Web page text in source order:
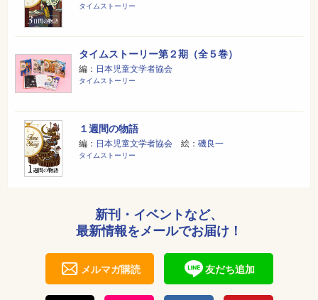
タイムストーリー
タイムストーリー第２期（全５巻）
編： 日本児童文学者協会
タイムストーリー
１週間の物語
編： 日本児童文学者協会 絵： 磯良一
タイムストーリー
新刊・イベントなど、
最新情報をメールでお届け！
メルマガ購読 友だち追加